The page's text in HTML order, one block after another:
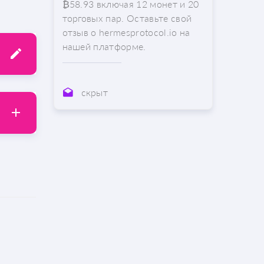
₿58.93 включая 12 монет и 20
торговых пар. Оставьте свой
отзыв о hermesprotocol.io на
нашей платформе.
скрыт